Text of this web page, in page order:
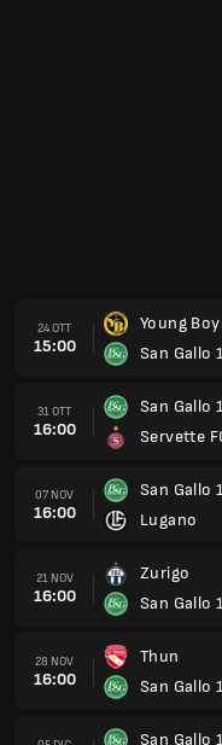
24 OTT
15:00
Young
San Gallo
31 OTT
16:00
San Gallo
Servette
07 NOV
16:00
San Gallo
Lugano
21 NOV
16:00
Zurigo
San Gallo
28 NOV
16:00
Thun
San Gallo
San Gallo